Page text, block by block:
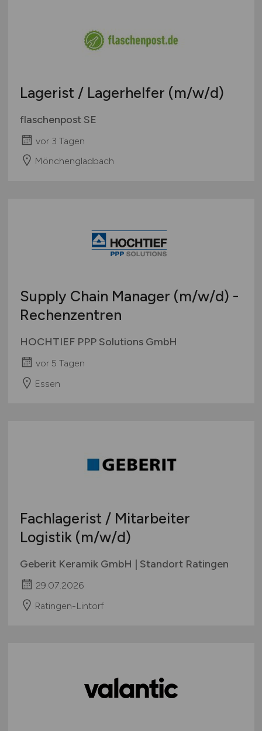
Lagerist / Lagerhelfer (m/w/d)
flaschenpost SE
vor 3 Tagen
Mönchengladbach
Supply Chain Manager (m/w/d) -
Rechenzentren
HOCHTIEF PPP Solutions GmbH
vor 5 Tagen
Essen
Fachlagerist / Mitarbeiter
Logistik (m/w/d)
Geberit Keramik GmbH | Standort Ratingen
29.07.2026
Ratingen-Lintorf